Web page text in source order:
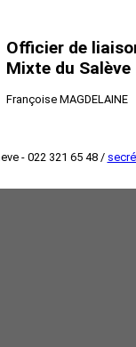
Officier de
Mixte du Salève
Françoise MAGDELAINE
- 022 321 65 48 /